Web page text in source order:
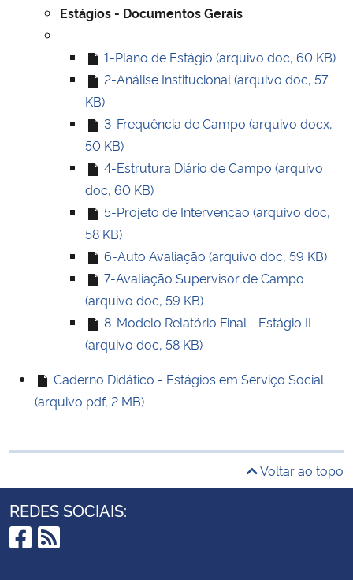
Estágios - Documentos Gerais
1-Plano de Estágio (arquivo doc, 60 KB)
2-Análise Institucional (arquivo doc, 57
KB)
3-Frequência de Campo (arquivo docx,
50 KB)
4-Estrutura Diário de Campo (arquivo
doc, 60 KB)
5-Projeto de Intervenção (arquivo doc,
58 KB)
6-Auto Avaliação (arquivo doc, 59 KB)
7-Avaliação Supervisor de Campo
(arquivo doc, 59 KB)
8-Modelo Relatório Final - Estágio II
(arquivo doc, 58 KB)
Caderno Didático - Estágios em Serviço Social
(arquivo pdf, 2 MB)
Voltar ao topo
REDES SOCIAIS:
Facebook
RSS